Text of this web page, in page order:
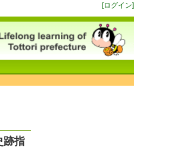
[ログイン]
跡指